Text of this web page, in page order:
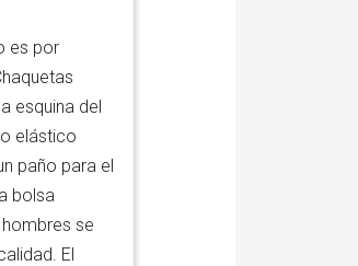
es por
esquina del
elástico
paño para el
bolsa
se
El